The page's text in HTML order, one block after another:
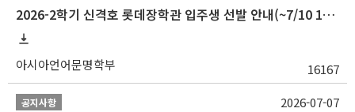
2026-2학기 신격호 롯데장학관 입주생 선발 안내(~7/10 10:00)
아시아언어문명학부 16167
공지사항 2026-07-07